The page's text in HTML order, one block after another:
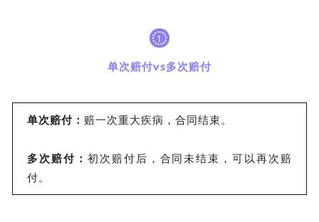
1
单次赔付vs多次赔付
单次赔付： 赔一次重大疾病，合同结束。
多次赔付： 初次赔付后，合同未结束，可以再次赔
付。